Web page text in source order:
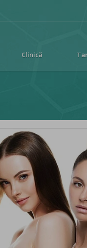
Clinică